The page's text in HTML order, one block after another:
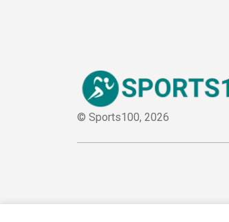
© Sports100, 2026